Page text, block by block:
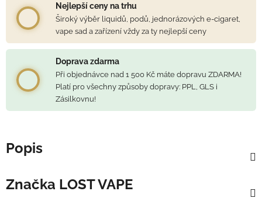
Nejlepší ceny na trhu
Široký výběr liquidů, podů, jednorázových e-cigaret,
vape sad a zařízení vždy za ty nejlepší ceny
Doprava zdarma
Při objednávce nad 1 500 Kč máte dopravu ZDARMA!
Platí pro všechny způsoby dopravy: PPL, GLS i
Zásilkovnu!
Popis
Značka LOST VAPE